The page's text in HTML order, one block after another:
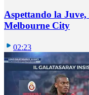
Aspettando la
Melbourne City
02:23